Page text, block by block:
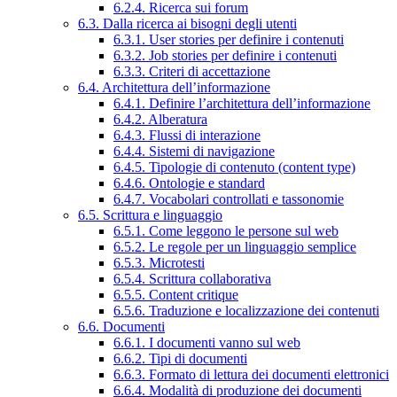
6.2.4. Ricerca sui forum
6.3. Dalla ricerca ai bisogni degli utenti
6.3.1. User stories per definire i contenuti
6.3.2. Job stories per definire i contenuti
6.3.3. Criteri di accettazione
6.4. Architettura dell’informazione
6.4.1. Definire l’architettura dell’informazione
6.4.2. Alberatura
6.4.3. Flussi di interazione
6.4.4. Sistemi di navigazione
6.4.5. Tipologie di contenuto (content type)
6.4.6. Ontologie e standard
6.4.7. Vocabolari controllati e tassonomie
6.5. Scrittura e linguaggio
6.5.1. Come leggono le persone sul web
6.5.2. Le regole per un linguaggio semplice
6.5.3. Microtesti
6.5.4. Scrittura collaborativa
6.5.5. Content critique
6.5.6. Traduzione e localizzazione dei contenuti
6.6. Documenti
6.6.1. I documenti vanno sul web
6.6.2. Tipi di documenti
6.6.3. Formato di lettura dei documenti elettronici
6.6.4. Modalità di produzione dei documenti